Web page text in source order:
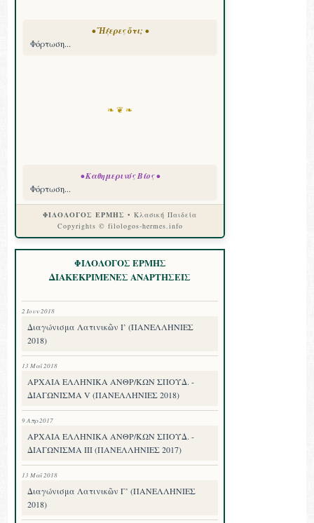
• Ἤξερες ὅτι; •
Φόρτωση...
❧ ❦ ❧
• Καθημερινός Βίος •
Φόρτωση...
ΦΙΛΟΛΟΓΟΣ ΕΡΜΗΣ • Κλασική Παιδεία
Copyrights © filologos-hermes.info
ΦΙΛΟΛΟΓΟΣ ΕΡΜΗΣ
ΔΙΑΚΕΚΡΙΜΕΝΕΣ ΑΝΑΡΤΗΣΕΙΣ
2 Ιουν 2018
Διαγώνισμα Λατινικῶν Ι’ (ΠΑΝΕΛΛΗΝΙΕΣ
2018)
13 Μαΐ 2018
ΑΡΧΑΙΑ ΕΛΛΗΝΙΚΑ ΑΝΘΡ/ΚΩΝ ΣΠΟΥΔ. -
ΔΙΑΓΩΝΙΣΜΑ V (ΠΑΝΕΛΛΗΝΙΕΣ 2018)
9 Απρ 2017
ΑΡΧΑΙΑ ΕΛΛΗΝΙΚΑ ΑΝΘΡ/ΚΩΝ ΣΠΟΥΔ. -
ΔΙΑΓΩΝΙΣΜΑ III (ΠΑΝΕΛΛΗΝΙΕΣ 2017)
13 Μαΐ 2018
Διαγώνισμα Λατινικῶν Γ’ (ΠΑΝΕΛΛΗΝΙΕΣ
2018)